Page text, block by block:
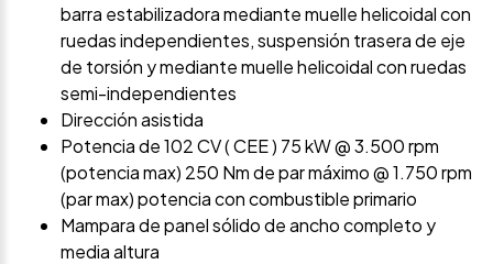
barra estabilizadora mediante muelle helicoidal con
ruedas independientes, suspensión trasera de eje
de torsión y mediante muelle helicoidal con ruedas
semi-independientes
Dirección asistida
Potencia de 102 CV ( CEE ) 75 kW @ 3.500 rpm
(potencia max) 250 Nm de par máximo @ 1.750 rpm
(par max) potencia con combustible primario
Mampara de panel sólido de ancho completo y
media altura